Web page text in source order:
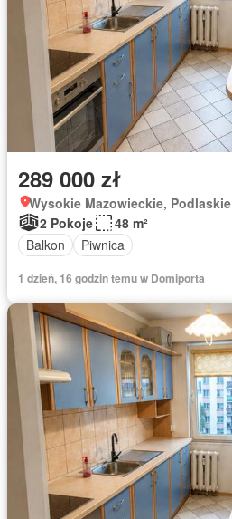
289 000 zł
Wysokie Mazowieckie, Podlaskie
2 Pokoje
48 m²
Balkon
Piwnica
1 dzień, 16 godzin temu w Domiporta